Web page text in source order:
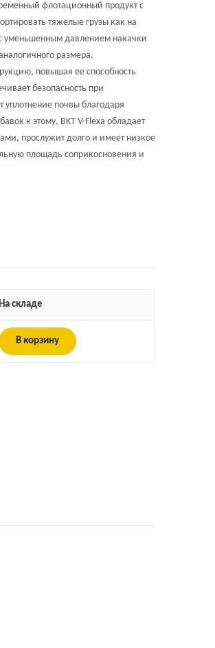
флотационный продукт с
тяжелые грузы как на
уменьшенным давлением накачки
размера.
повышая ее способность
безопасность при
уплотнение почвы благодаря
к этому, BKT V-Flexa обладает
прослужит долго и имеет низкое
площадь соприкосновения и
складе
В корзину